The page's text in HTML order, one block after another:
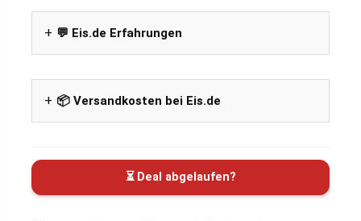
💬 Eis.de Erfahrungen
📦 Versandkosten bei Eis.de
⏳ Deal abgelaufen?